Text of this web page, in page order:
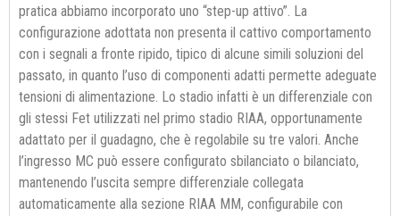
pratica abbiamo incorporato uno “step-up attivo”. La
configurazione adottata non presenta il cattivo comportamento
con i segnali a fronte ripido, tipico di alcune simili soluzioni del
passato, in quanto l’uso di componenti adatti permette adeguate
tensioni di alimentazione. Lo stadio infatti è un differenziale con
gli stessi Fet utilizzati nel primo stadio RIAA, opportunamente
adattato per il guadagno, che è regolabile su tre valori. Anche
l’ingresso MC può essere configurato sbilanciato o bilanciato,
mantenendo l’uscita sempre differenziale collegata
automaticamente alla sezione RIAA MM, configurabile con